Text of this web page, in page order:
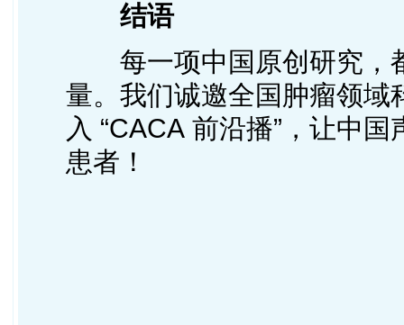
结语
每一项中国原创研究，
量。我们诚邀全国肿瘤领域
入 “CACA 前沿播”，让中
患者！